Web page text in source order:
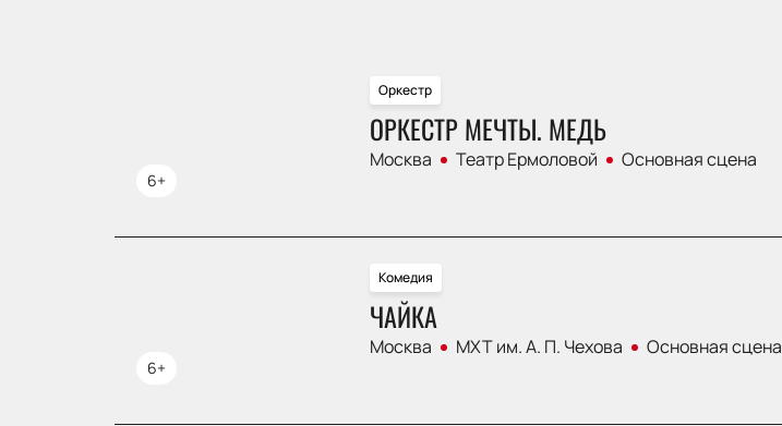
6+
Оркестр
ОРКЕСТР МЕЧТЫ. МЕДЬ
Москва Театр Ермоловой Основная сцена
6+
Комедия
ЧАЙКА
Москва МХТ им. А. П. Чехова Основная сцена